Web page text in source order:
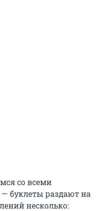
со всеми
буклеты раздают на
несколько: